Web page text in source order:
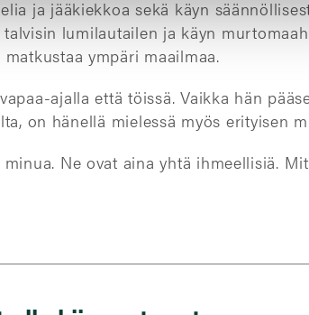
ja jääkiekkoa sekä käyn
lumilautailen ja käyn
ympäri maailmaa.
ajalla että töissä. Vaikka hän
on hänellä mielessä myös erityisen
Ne ovat aina yhtä ihmeellisiä.